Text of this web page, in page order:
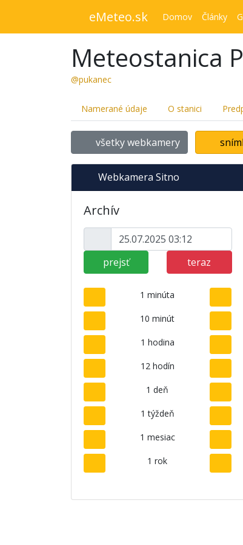
eMeteo.sk Domov Články
Meteostanica
@pukanec
Namerané údaje O stanici
všetky webkamery
Webkamera Sitno
Archív
prejsť teraz
1 minúta
10 minút
1 hodina
12 hodín
1 deň
1 týždeň
1 mesiac
1 rok